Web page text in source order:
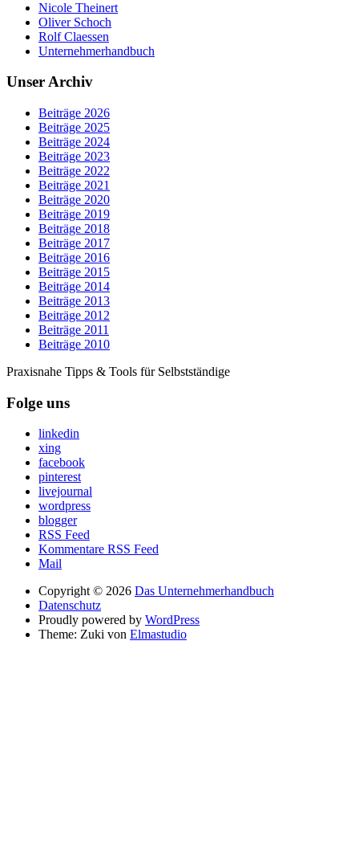
Nicole Theinert
Oliver Schoch
Rolf Claessen
Unternehmerhandbuch
Unser Archiv
Beiträge 2026
Beiträge 2025
Beiträge 2024
Beiträge 2023
Beiträge 2022
Beiträge 2021
Beiträge 2020
Beiträge 2019
Beiträge 2018
Beiträge 2017
Beiträge 2016
Beiträge 2015
Beiträge 2014
Beiträge 2013
Beiträge 2012
Beiträge 2011
Beiträge 2010
Praxisnahe Tipps & Tools für Selbstständige
Folge uns
linkedin
xing
facebook
pinterest
livejournal
wordpress
blogger
RSS Feed
Kommentare RSS Feed
Mail
Copyright © 2026 Das Unternehmerhandbuch
Datenschutz
Proudly powered by WordPress
Theme: Zuki von Elmastudio